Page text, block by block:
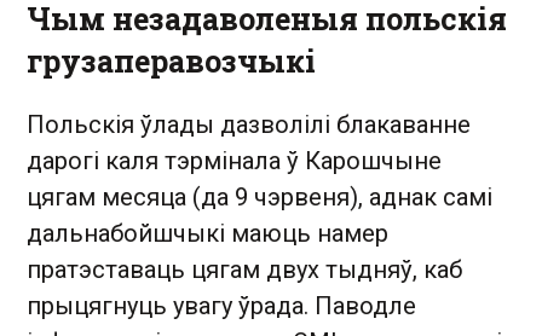
Чым незадаволеныя польскія
грузаперавозчыкі
Польскія ўлады дазволілі блакаванне
дарогі каля тэрмінала ў Карошчыне
цягам месяца (да 9 чэрвеня), аднак самі
дальнабойшчыкі маюць намер
пратэставаць цягам двух тыдняў, каб
прыцягнуць увагу ўрада. Паводле